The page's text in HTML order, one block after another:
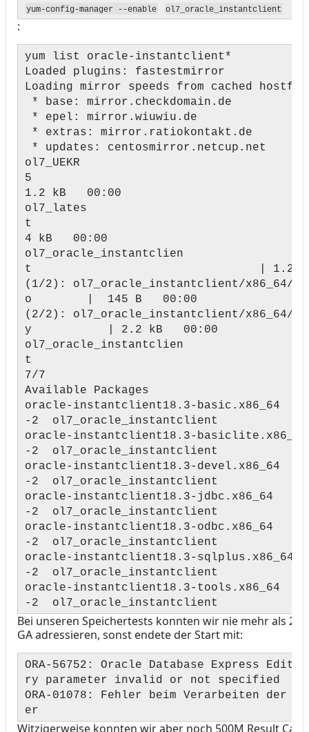
yum-config-manager --enable ol7_oracle_instantclient
:
yum list oracle-instantclient*
Loaded plugins: fastestmirror
Loading mirror speeds from cached
* base: mirror.checkdomain.de
* epel: mirror.wiuwiu.de
* extras: mirror.ratiokontakt.de
* updates: centosmirror.netcup.net
ol7_UEKR
5
1.2 kB 00:00
ol7_lates
t |
4 kB 00:00
ol7_oracle_instantclien
t | 1.2 kB
(1/2): ol7_oracle_instantclient/x86_64/
o | 145 B 00:00
(2/2): ol7_oracle_instantclient/x86_64/
y | 2.2 kB 00:00
ol7_oracle_instantclien
7/7
Available Packages
oracle-instantclient18.3-basic.x86_64
-2 ol7_oracle_instantclient
oracle-instantclient18.3-
-2 ol7_oracle_instantclient
oracle-instantclient18.3-devel.x86_64
-2 ol7_oracle_instantclient
oracle-instantclient18.3-jdbc.x86_64
-2 ol7_oracle_instantclient
oracle-instantclient18.3-odbc.x86_64
-2 ol7_oracle_instantclient
oracle-instantclient18.3-
-2 ol7_oracle_instantclient
oracle-instantclient18.3-tools.x86_64
-2 ol7_oracle_instantclient
Bei unseren Speichertests konnten wir nie mehr als
GA adressieren, sonst endete der Start mit:
ORA-56752: Oracle Database Express
ry parameter invalid or not specified
ORA-01078: Fehler beim Verarbeiten der
er
Witzigerweise konnten wir aber noch 500M Result